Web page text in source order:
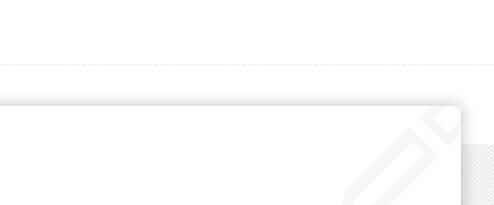
ثبّت العينة المُجهزة بين مشبكين. شغّل
المشبكين بشكل نسبي. يلتقط مستشعر
المشبك المتحرك تغيرات القوة أثناء